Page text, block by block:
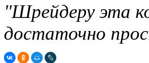
"Шрейдеру эта
достаточно